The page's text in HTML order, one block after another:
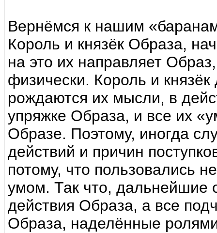
Вернёмся к нашим
Король и князёк Образа,
на это их направляет
физически. Король и
рождаются их мысли, в
упряжке Образа, и все их
Образе. Поэтому, иногда
действий и причин
потому, что пользовались
умом. Так что, дальнейшие
действия Образа, а все
Образа, наделённые